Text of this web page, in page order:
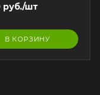
руб./шт
В КОРЗИНУ